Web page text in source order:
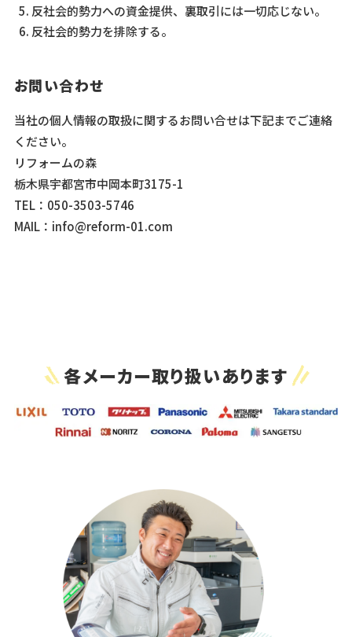
反社会的勢力への資金提供、裏取引には一切応じない。
反社会的勢力を排除する。
お問い合わせ
当社の個人情報の取扱に関するお問い合せは下記までご連絡
ください。
リフォームの森
栃木県宇都宮市中岡本町3175-1
TEL：050-3503-5746
MAIL：info@reform-01.com
各メーカー取り扱いあります